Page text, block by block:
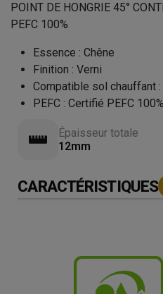
POINT DE HONGRIE 45°
PEFC 100%
Essence :Chêne
Finition :Verni
Compatible sol chauffant :
PEFC :Certifié PEFC 100%
Épaisseur totale
12mm
CARACTÉRISTIQUES